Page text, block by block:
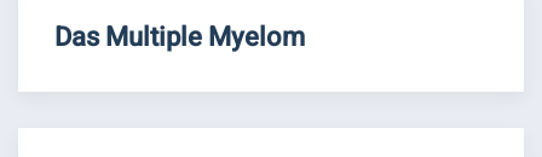
Das Multiple Myelom